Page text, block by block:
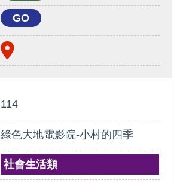
GO
114
綠色大地電影院-小村的四季
社會生活類